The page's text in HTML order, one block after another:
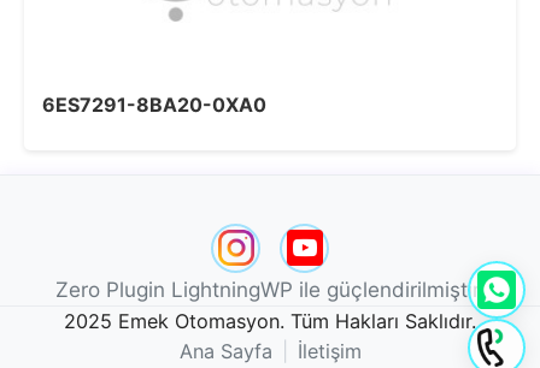
6ES7291-8BA20-0XA0
Zero Plugin LightningWP ile güçlendirilmiştir.
2025 Emek Otomasyon. Tüm Hakları Saklıdır.
Ana Sayfa
İletişim